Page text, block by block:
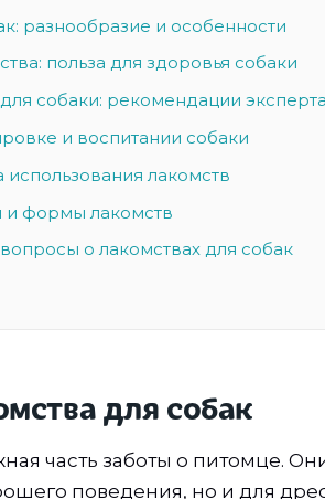
разнообразие и особенности
польза для здоровья собаки
собаки: рекомендации эксперта
и воспитании собаки
использования лакомств
формы лакомств
о лакомствах для собак
для собак
часть заботы о питомце.
поведения, но и для